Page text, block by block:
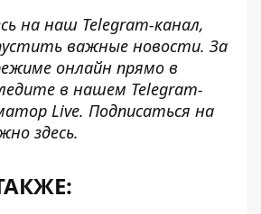
на наш Telegram-канал,
важные новости. За
онлайн прямо в
в нашем Telegram-
Live. Подписаться на
здесь.